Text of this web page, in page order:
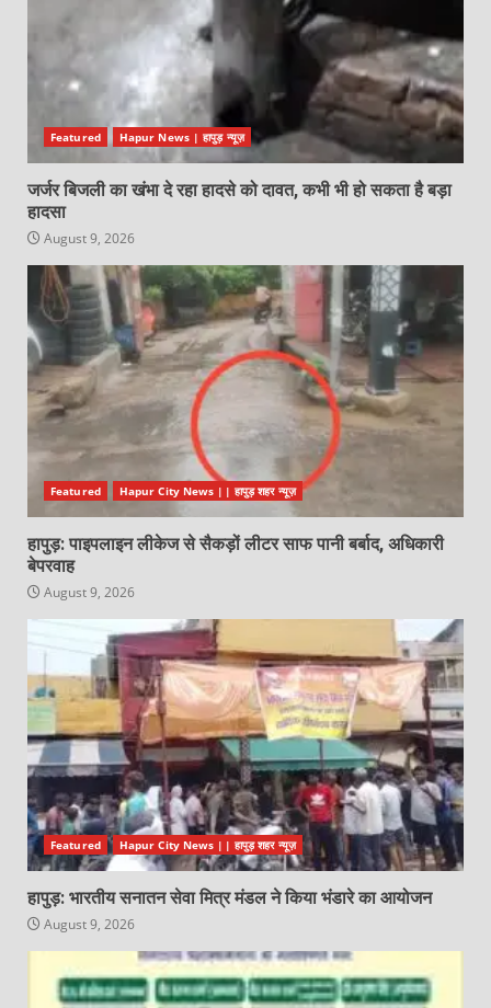
Featured Hapur News | हापुड़ न्यूज़
जर्जर बिजली का खंभा दे रहा हादसे को दावत, कभी भी हो सकता है बड़ा
हादसा
August 9, 2026
Featured Hapur City News || हापुड़ शहर न्यूज़
हापुड़: पाइपलाइन लीकेज से सैकड़ों लीटर साफ पानी बर्बाद, अधिकारी
बेपरवाह
August 9, 2026
Featured Hapur City News || हापुड़ शहर न्यूज़
हापुड़: भारतीय सनातन सेवा मित्र मंडल ने किया भंडारे का आयोजन
August 9, 2026